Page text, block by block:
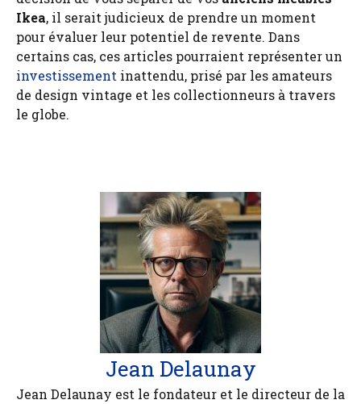
Ikea, il serait judicieux de prendre un moment
pour évaluer leur potentiel de revente. Dans
certains cas, ces articles pourraient représenter un
investissement inattendu, prisé par les amateurs
de design vintage et les collectionneurs à travers
le globe.
Jean Delaunay
Jean Delaunay est le fondateur et le directeur de la